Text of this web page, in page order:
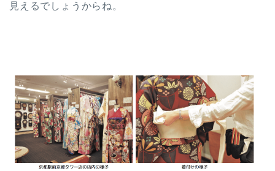
見えるでしょうからね。